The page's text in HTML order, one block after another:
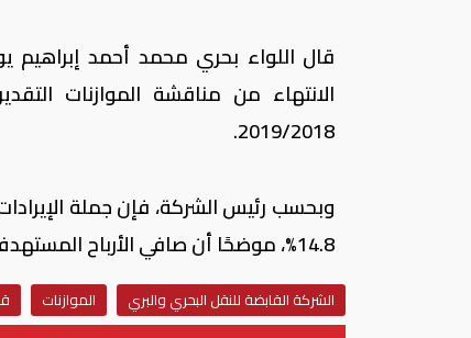
قال اللواء بحري محمد أحمد إبراهيم
الانتهاء من مناقشة الموازنات
2019/2018.
14.8%، موضحًا أن صافي اﻷرباح المستهدف لتلك الشركات يبلغ 3.8 مليار جنيه بنسبة نمو 35.7%.
الشركة القابضة للنقل البحري والبري الموازنات